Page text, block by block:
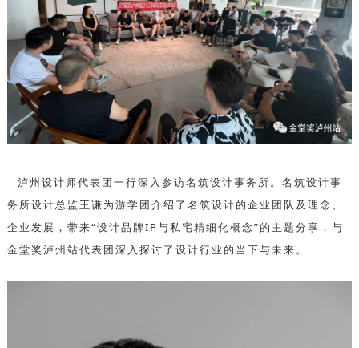
泸州设计师代表团一行深入参访名筑设计事务所。名筑设计事
务所设计总监王谦为游学团介绍了名筑设计的企业团队及理念、
企业发展，带来“设计品牌IP与私宅精细化概念”的主题分享，与
金堂奖泸州站代表团深入探讨了设计行业的当下与未来。